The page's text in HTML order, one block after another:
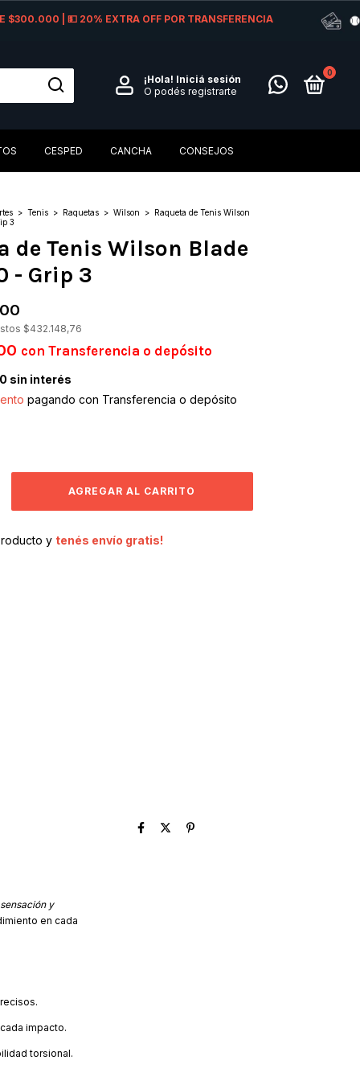
$300.000 | 💵 20% EXTRA OFF POR TRANSFERENCIA
¡Hola! Iniciá sesión
O podés registrarte
0
CESPED CANCHA CONSEJOS
> Tenis > Raquetas > Wilson > Raqueta de Tenis Wilson
3
de Tenis Wilson Blade
- Grip 3
$432.148,76
con Transferencia o depósito
sin interés
pagando con Transferencia o depósito
y tenés envío gratis!
y
en cada
impacto.
torsional.